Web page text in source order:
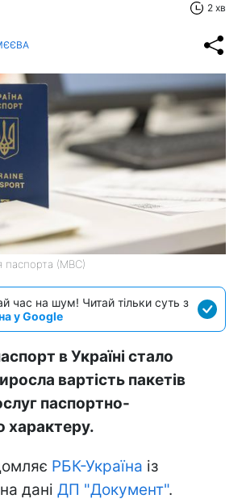
2 хв
паспорта (МВС)
час на шум! Читай тільки суть з
у Google
в Україні стало
вартість пакетів
паспортно-
характеру.
РБК-Україна із
дані ДП "Документ".